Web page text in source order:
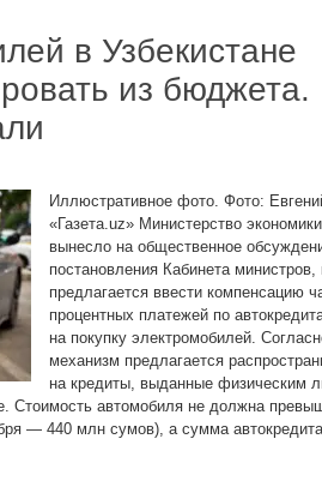
в Узбекистане
из бюджета.
Иллюстративное фото. Фото:
«Газета.uz» Министерство
вынесло на общественное
постановления Кабинета министров,
предлагается ввести компенсацию
процентных платежей по
на покупку электромобилей.
механизм предлагается
на кредиты, выданные физическим
Стоимость автомобиля не должна
— 440 млн сумов), а сумма